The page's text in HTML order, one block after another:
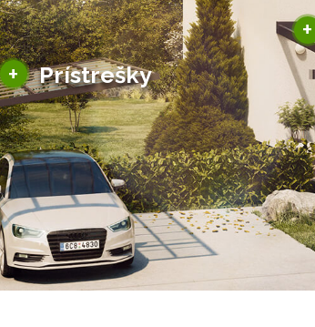
+
+ Prístrešky
Hliníkové prístrešky
Solárne prístrešky pre auto